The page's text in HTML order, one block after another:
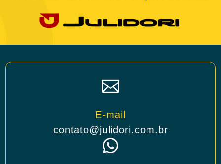

E-mail
contato@julidori.com.br
